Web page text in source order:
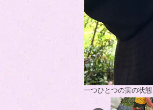
一つひとつの実の状